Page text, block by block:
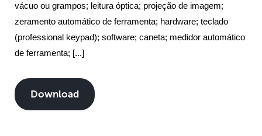
vácuo ou grampos; leitura óptica; projeção de imagem;
zeramento automático de ferramenta; hardware; teclado
(professional keypad); software; caneta; medidor automático
de ferramenta; [...]
Download